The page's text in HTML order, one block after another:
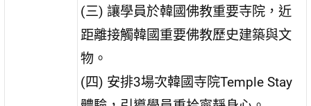
(三) 讓學員於韓國佛教重要寺院，近
距離接觸韓國重要佛教歷史建築與文
物。
(四) 安排3場次韓國寺院Temple Stay